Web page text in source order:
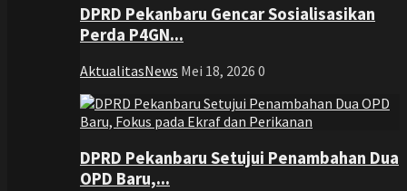
DPRD Pekanbaru Gencar Sosialisasikan
Perda P4GN...
AktualitasNews Mei 18, 2026 0
DPRD Pekanbaru Setujui Penambahan Dua
OPD Baru,...